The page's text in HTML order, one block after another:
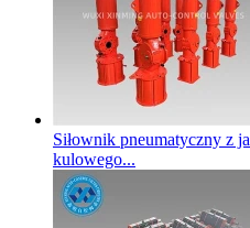
Siłownik pneumatyczny z
kulowego...